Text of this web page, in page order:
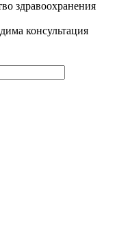
здравоохранения
консультация